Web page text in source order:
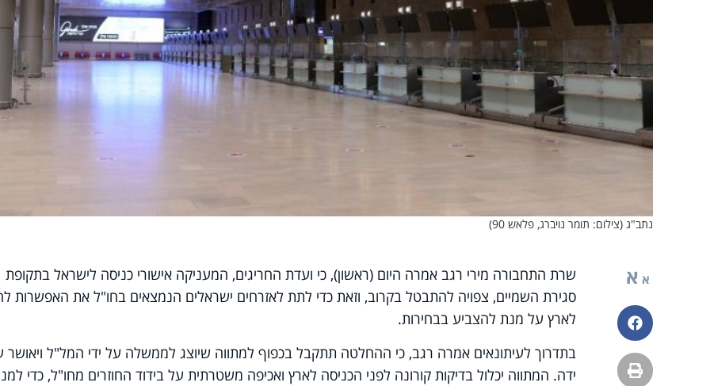
נתב"ג (צילום: תומר נויברג, פלאש 90)
א א
פייסבוק
הדפסה
שרת התחבורה מירי רגב אמרה היום (ראשון), כי ועדת החריגים, המעניקה אישורי כניסה לישראל בתקופת
סגירת השמיים, צפויה להתבטל בקרוב, וזאת כדי לתת לאזרחים ישראלים הנמצאים בחו"ל את האפשרות
לארץ על מנת להצביע בבחירות.
בתדרוך לעיתונאים אמרה רגב, כי ההחלטה תתקבל בכפוף למתווה שיוצג לממשלה על ידי המל"ל ויאושר
ידה. המתווה יכלול בדיקות קורונה לפני הכניסה לארץ ואכיפה משטרתית על בידוד החוזרים מחו"ל, כדי